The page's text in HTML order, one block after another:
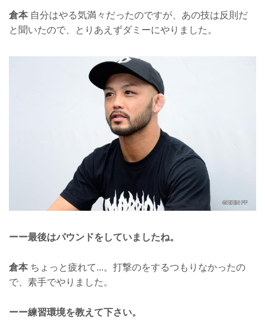
倉本自分はやる気満々だったのですが、あの技は反則だ
と聞いたので、とりあえずダミーにやりました。
ーー最後はパウンドをしていましたね。
倉本ちょっと疲れて...。打撃のをするつもりなかったの
で、素手でやりました。
ーー練習環境を教えて下さい。